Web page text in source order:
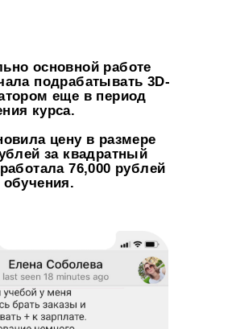
основной работе
подрабатывать 3D-
еще в период
курса.
цену в размере
за квадратный
76,000 рублей